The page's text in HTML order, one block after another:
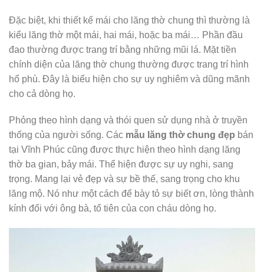
Đặc biệt, khi thiết kế mái cho lăng thờ chung thì thường là
kiểu lăng thờ một mái, hai mái, hoặc ba mái… Phần đầu
đao thường được trang trí bằng những mũi lá. Mặt tiền
chính diện của lăng thờ chung thường được trang trí hình
hổ phù. Đây là biểu hiện cho sự uy nghiêm và dũng mãnh
cho cả dòng họ.
Phỏng theo hình dạng và thói quen sử dụng nhà ở truyền
thống của người sống. Các mẫu lăng thờ chung đẹp bán
tại Vĩnh Phúc cũng được thực hiện theo hình dạng lăng
thờ ba gian, bảy mái. Thể hiện được sự uy nghi, sang
trọng. Mang lại vẻ đẹp và sự bề thế, sang trọng cho khu
lăng mộ. Nó như một cách để bày tỏ sự biết ơn, lòng thành
kính đối với ông bà, tổ tiên của con cháu dòng họ.